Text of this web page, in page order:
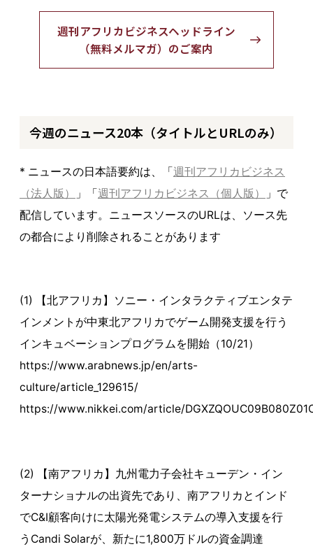
週刊アフリカビジネスヘッドライン
（無料メルマガ）のご案内
今週のニュース20本（タイトルとURLのみ）
* ニュースの日本語要約は、「週刊アフリカビジネス
（法人版）
」「週刊アフリカビジネス（個人版）
」で
配信しています。ニュースソースのURLは、ソース先
の都合により削除されることがあります
(1) 【北アフリカ】ソニー・インタラクティブエンタテ
インメントが中東北アフリカでゲーム開発支援を行う
インキュベーションプログラムを開始（10/21）
https://www.arabnews.jp/en/arts-
culture/article_129615/
https://www.nikkei.com/article/
(2) 【南アフリカ】九州電力子会社キューデン・イン
ターナショナルの出資先であり、南アフリカとインド
でC&I顧客向けに太陽光発電システムの導入支援を行
うCandi Solarが、新たに1,800万ドルの資金調達